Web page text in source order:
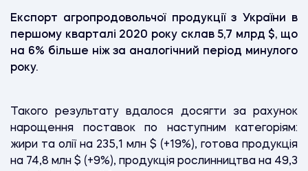
Експорт агропродовольчої продукції з України в
першому кварталі 2020 року склав 5,7 млрд $, що
на 6% більше ніж за аналогічний період минулого
року.
Такого результату вдалося досягти за рахунок
нарощення поставок по наступним категоріям:
жири та олії на 235,1 млн $ (+19%), готова продукція
на 74,8 млн $ (+9%), продукція рослинництва на 49,3